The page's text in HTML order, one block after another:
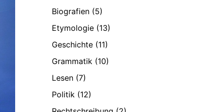
Biografien (5)
Etymologie (13)
Geschichte (11)
Grammatik (10)
Lesen (7)
Politik (12)